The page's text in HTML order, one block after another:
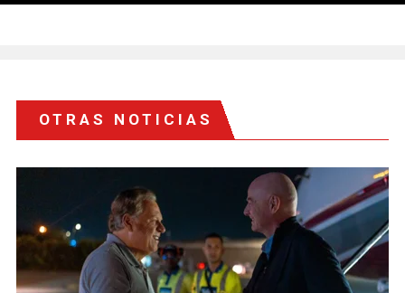
OTRAS NOTICIAS